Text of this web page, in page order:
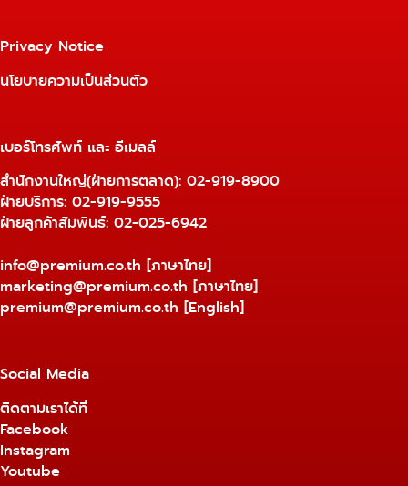
Privacy Notice
นโยบายความเป็นส่วนตัว
เบอร์โทรศัพท์ และ อีเมลล์
สำนักงานใหญ่(ฝ่ายการตลาด): 02-919-8900
ฝ่ายบริการ: 02-919-9555
ฝ่ายลูกค้าสัมพันธ์: 02-025-6942
info@premium.co.th [ภาษาไทย]
marketing@premium.co.th [ภาษาไทย]
premium@premium.co.th [English]
Social Media
ติดตามเราได้ที่
Facebook
Instagram
Youtube